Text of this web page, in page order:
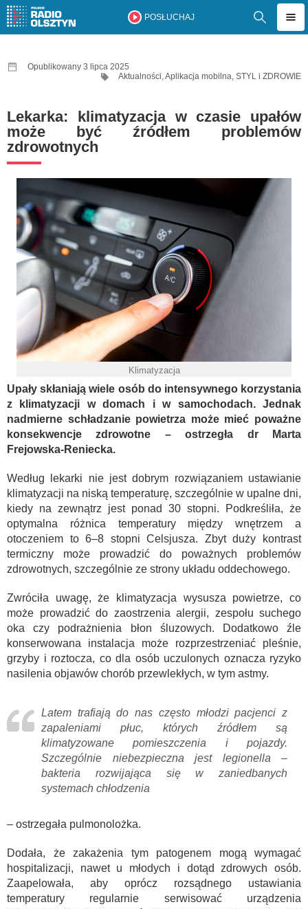
POSŁUCHAJ
Opublikowany 3 lipca 2025
Aktualności,Aplikacja mobilna, STYL i ZDROWIE
Lekarka: klimatyzacja w czasie upałów
może być źródłem problemów
zdrowotnych
Klimatyzacja
Upały skłaniają wiele osób do intensywnego korzystania
z klimatyzacji w domach i w samochodach. Jednak
nadmierne schładzanie powietrza może mieć poważne
konsekwencje zdrowotne – ostrzegła dr Marta
Frejowska-Reniecka.
Według lekarki nie jest dobrym rozwiązaniem ustawianie
klimatyzacji na niską temperaturę, szczególnie w upalne dni,
kiedy na zewnątrz jest ponad 30 stopni. Podkreśliła, że
optymalna różnica temperatury między wnętrzem a
otoczeniem to 6–8 stopni Celsjusza. Zbyt duży kontrast
termiczny może prowadzić do poważnych problemów
zdrowotnych, szczególnie ze strony układu oddechowego.
Zwróciła uwagę, że klimatyzacja wysusza powietrze, co
może prowadzić do zaostrzenia alergii, zespołu suchego
oka czy podrażnienia błon śluzowych. Dodatkowo źle
konserwowana instalacja może rozprzestrzeniać pleśnie,
grzyby i roztocza, co dla osób uczulonych oznacza ryzyko
nasilenia objawów chorób przewlekłych, w tym astmy.
Latem trafiają do nas często młodzi pacjenci z
zapaleniami płuc, których źródłem są
klimatyzowane pomieszczenia i pojazdy.
Szczególnie niebezpieczna jest legionella –
bakteria rozwijająca się w zaniedbanych
systemach chłodzenia
– ostrzegała pulmonolożka.
Dodała, że zakażenia tym patogenem mogą wymagać
hospitalizacji, nawet u młodych i dotąd zdrowych osób.
Zaapelowała, aby oprócz rozsądnego ustawiania
temperatury regularnie serwisować urządzenia